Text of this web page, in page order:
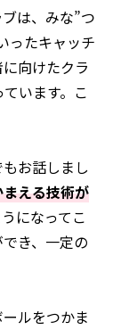
は、みな”つ
ったキャッチ
向けたクラ
ています。こ
お話しまし
える技術が
になってこ
き、一定の
ルをつかま